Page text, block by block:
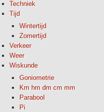
Techniek
Tijd
Wintertijd
Zomertijd
Verkeer
Weer
Wiskunde
Goniometrie
Km hm dm cm mm
Parabool
Pi